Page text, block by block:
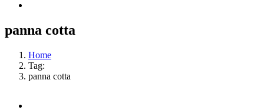
panna cotta
Home
Tag:
panna cotta